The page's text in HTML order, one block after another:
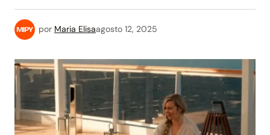
por Maria Elisaagosto 12, 2025